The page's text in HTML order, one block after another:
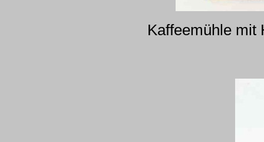
Kaffeemühle mit